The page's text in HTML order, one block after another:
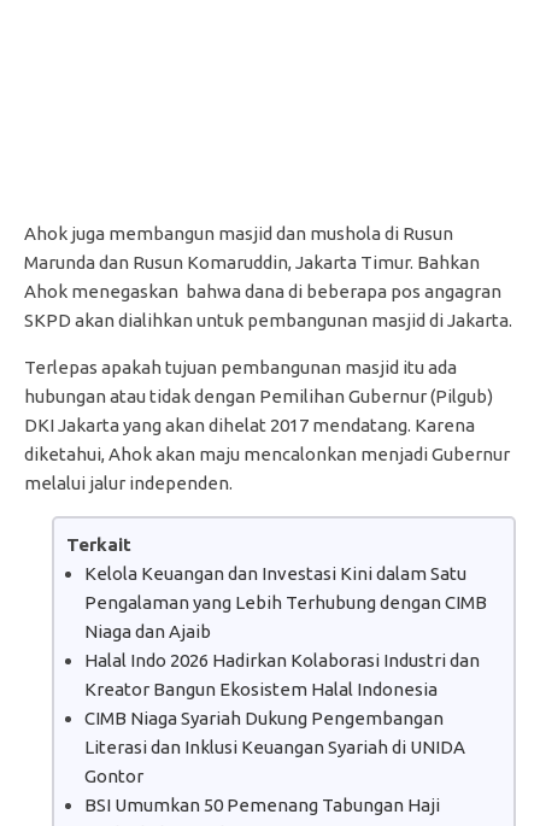
Ahok juga membangun masjid dan mushola di Rusun
Marunda dan Rusun Komaruddin, Jakarta Timur. Bahkan
Ahok menegaskan bahwa dana di beberapa pos angagran
SKPD akan dialihkan untuk pembangunan masjid di Jakarta.
Terlepas apakah tujuan pembangunan masjid itu ada
hubungan atau tidak dengan Pemilihan Gubernur (Pilgub)
DKI Jakarta yang akan dihelat 2017 mendatang. Karena
diketahui, Ahok akan maju mencalonkan menjadi Gubernur
melalui jalur independen.
Terkait
Kelola Keuangan dan Investasi Kini dalam Satu
Pengalaman yang Lebih Terhubung dengan CIMB
Niaga dan Ajaib
Halal Indo 2026 Hadirkan Kolaborasi Industri dan
Kreator Bangun Ekosistem Halal Indonesia
CIMB Niaga Syariah Dukung Pengembangan
Literasi dan Inklusi Keuangan Syariah di UNIDA
Gontor
BSI Umumkan 50 Pemenang Tabungan Haji